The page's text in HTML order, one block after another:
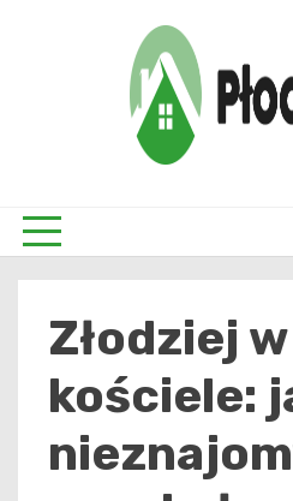
Złodziej w
kościele: